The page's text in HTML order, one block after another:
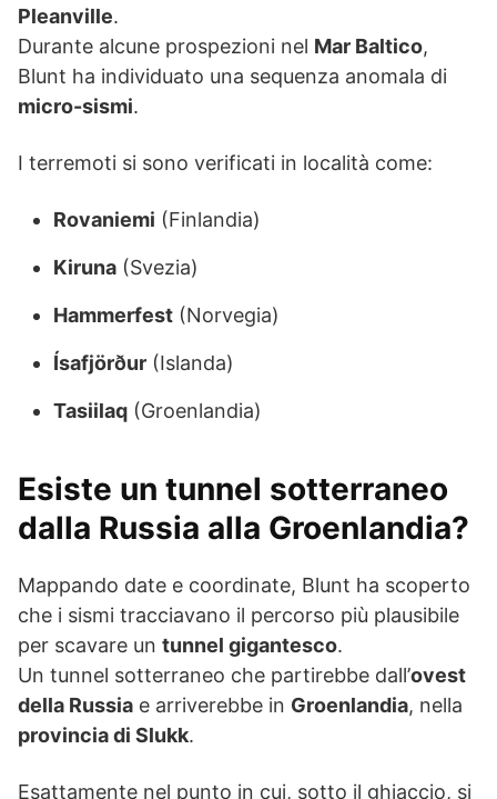
Pleanville.
Durante alcune prospezioni nel Mar Baltico,
Blunt ha individuato una sequenza anomala di
micro-sismi.
I terremoti si sono verificati in località come:
Rovaniemi (Finlandia)
Kiruna (Svezia)
Hammerfest (Norvegia)
Ísafjörður (Islanda)
Tasiilaq (Groenlandia)
Esiste un tunnel sotterraneo
dalla Russia alla Groenlandia?
Mappando date e coordinate, Blunt ha scoperto
che i sismi tracciavano il percorso più plausibile
per scavare un tunnel gigantesco.
Un tunnel sotterraneo che partirebbe dall’ovest
della Russia e arriverebbe in Groenlandia, nella
provincia di Slukk.
Esattamente nel punto in cui, sotto il ghiaccio, si